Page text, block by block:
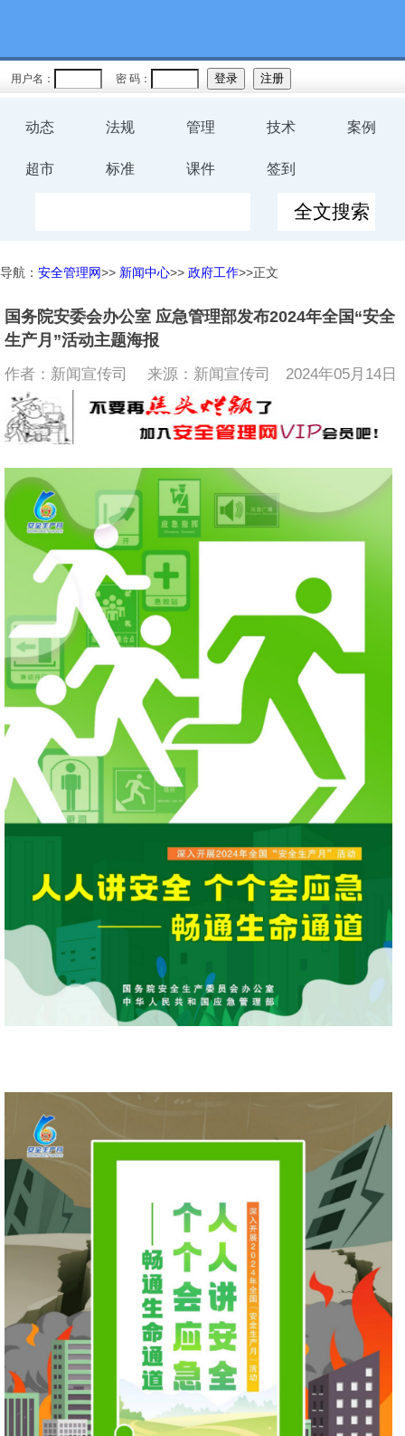
用户名： 密 码：
动态 法规 管理 技术 案例
超市 标准 课件 签到
导航： 安全管理网>> 新闻中心>> 政府工作>>正文
国务院安委会办公室 应急管理部发布2024年全国“安全
生产月”活动主题海报
作者：新闻宣传司 来源：新闻宣传司 2024年05月14日